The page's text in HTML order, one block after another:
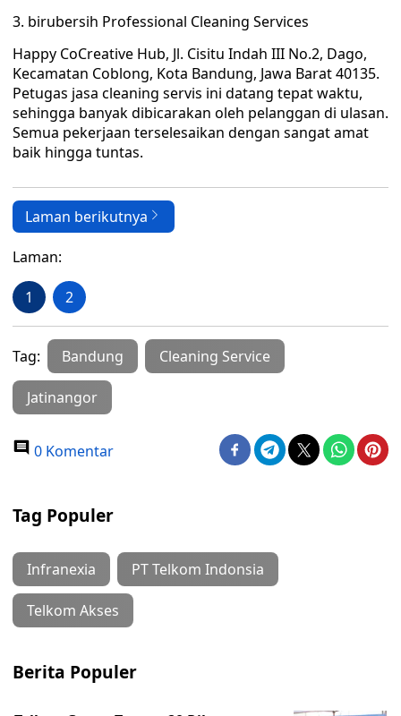
3. birubersih Professional Cleaning Services
Happy CoCreative Hub, Jl. Cisitu Indah III No.2, Dago,
Kecamatan Coblong, Kota Bandung, Jawa Barat 40135.
Petugas jasa cleaning servis ini datang tepat waktu,
sehingga banyak dibicarakan oleh pelanggan di ulasan.
Semua pekerjaan terselesaikan dengan sangat amat
baik hingga tuntas.
Laman berikutnya
Laman:
1 2
Tag: Bandung Cleaning Service
Jatinangor
0 Komentar
Tag Populer
Infranexia PT Telkom Indonsia
Telkom Akses
Berita Populer